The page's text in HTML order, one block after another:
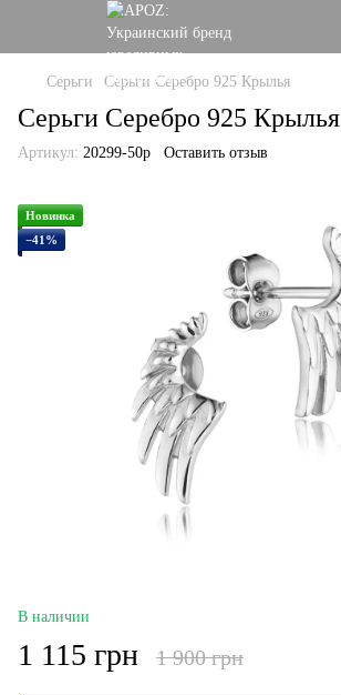
Серьги Серьги Серебро 925 Крылья
Серьги Серебро 925 Крылья
Артикул: 20299-50р Оставить отзыв
Новинка
−41%
В наличии
1 115 грн 1 900 грн